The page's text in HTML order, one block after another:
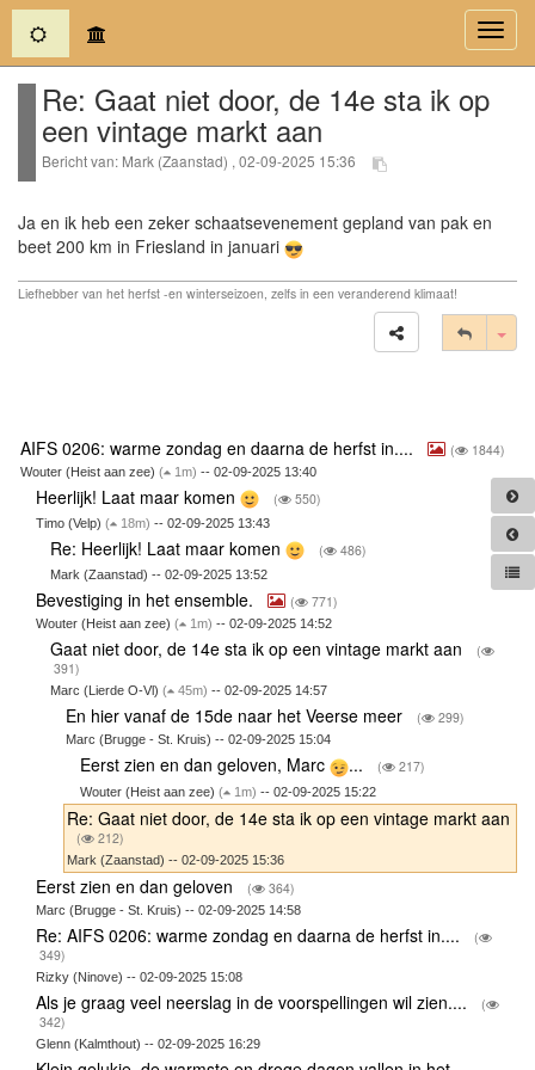
(current)
Re: Gaat niet door, de 14e sta ik op
een vintage markt aan
Bericht van: Mark (Zaanstad) , 02-09-2025 15:36
Ja en ik heb een zeker schaatsevenement gepland van pak en
beet 200 km in Friesland in januari
Liefhebber van het herfst -en winterseizoen, zelfs in een veranderend klimaat!
AIFS 0206: warme zondag en daarna de herfst in.... ( 1844)
Wouter (Heist aan zee) ( 1m) -- 02-09-2025 13:40
Heerlijk! Laat maar komen ( 550)
Timo (Velp) ( 18m) -- 02-09-2025 13:43
Re: Heerlijk! Laat maar komen ( 486)
Mark (Zaanstad) -- 02-09-2025 13:52
Bevestiging in het ensemble. ( 771)
Wouter (Heist aan zee) ( 1m) -- 02-09-2025 14:52
Gaat niet door, de 14e sta ik op een vintage markt aan
(
391)
Marc (Lierde O-Vl)( 45m) -- 02-09-2025 14:57
En hier vanaf de 15de naar het Veerse meer ( 299)
Marc (Brugge - St. Kruis) -- 02-09-2025 15:04
Eerst zien en dan geloven, Marc ... ( 217)
Wouter (Heist aan zee)( 1m) -- 02-09-2025 15:22
Re: Gaat niet door, de 14e sta ik op een vintage markt aan
( 212)
Mark (Zaanstad) -- 02-09-2025 15:36
Eerst zien en dan geloven ( 364)
Marc (Brugge - St. Kruis) -- 02-09-2025 14:58
Re: AIFS 0206: warme zondag en daarna de herfst in....
(
349)
Rizky (Ninove) -- 02-09-2025 15:08
Als je graag veel neerslag in de voorspellingen wil zien....
(
342)
Glenn (Kalmthout) -- 02-09-2025 16:29